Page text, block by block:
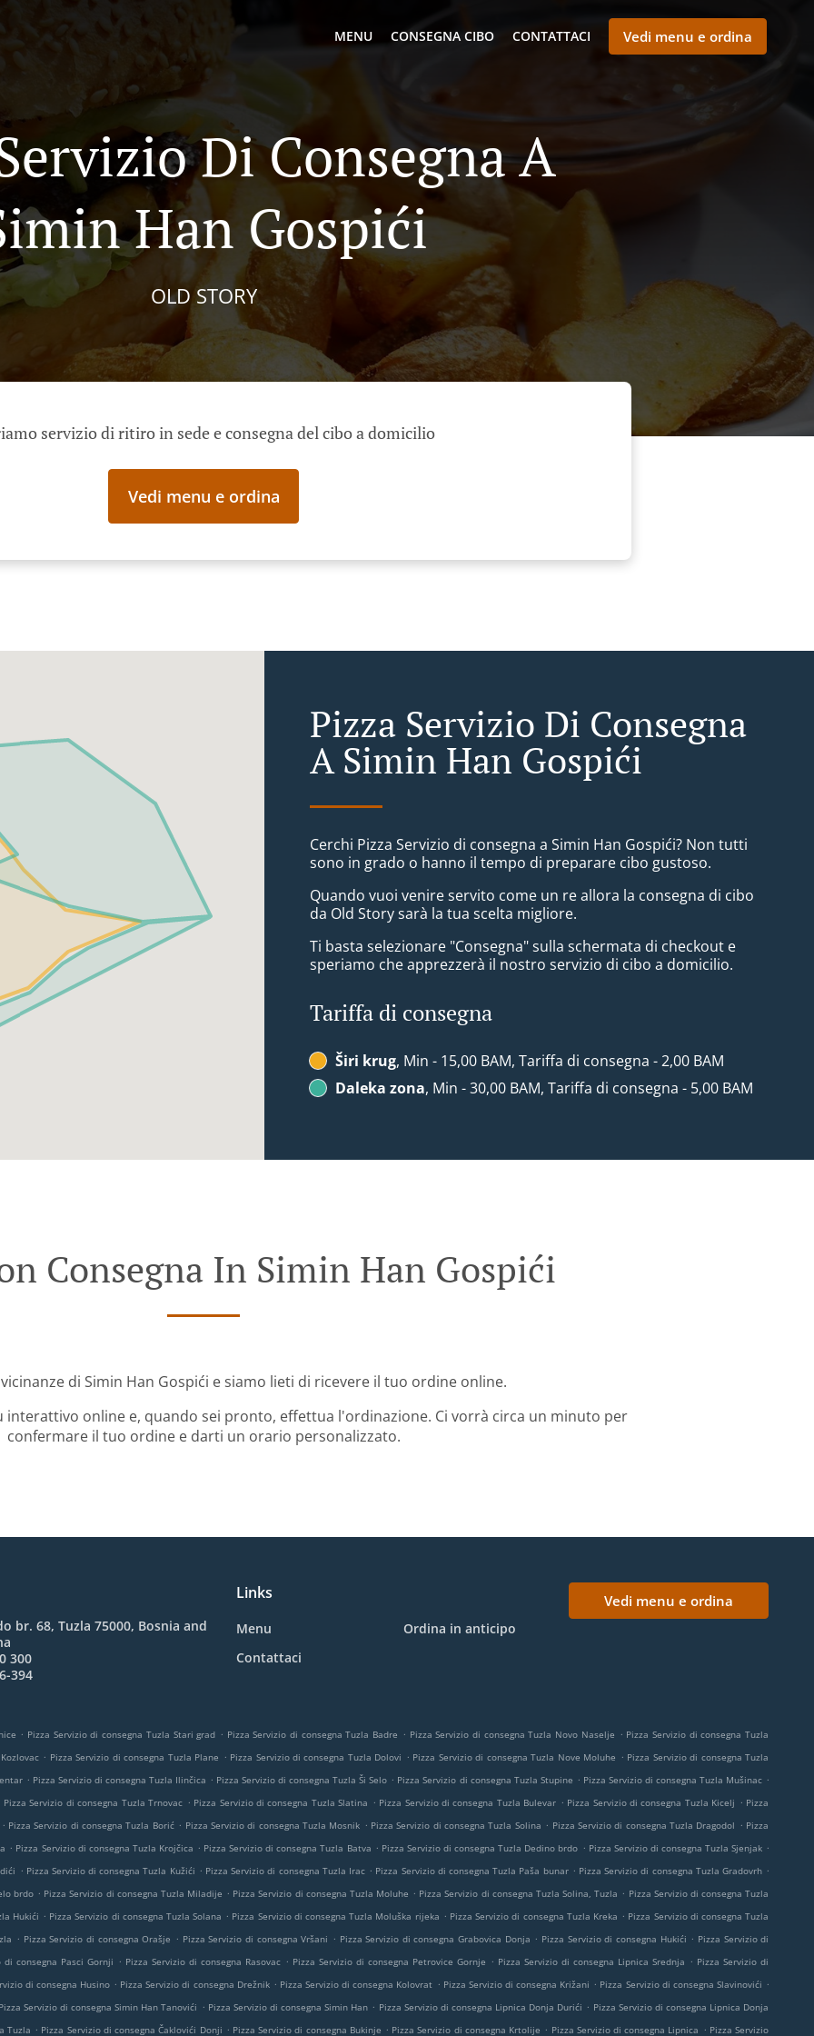
MENU CONSEGNA CIBO CONTATTACI Vedi menu e ordina
Di Consegna A
Han Gospići
OLD STORY
servizio di ritiro in sede e consegna del cibo a domicilio
Vedi menu e ordina
Pizza Servizio Di Consegna
A Simin Han Gospići
Cerchi Pizza Servizio di consegna a Simin Han Gospići? Non tutti
sono in grado o hanno il tempo di preparare cibo gustoso.
Quando vuoi venire servito come un re allora la consegna di cibo
da Old Story sarà la tua scelta migliore.
Ti basta selezionare "Consegna" sulla schermata di checkout e
speriamo che apprezzerà il nostro servizio di cibo a domicilio.
Tariffa di consegna
Širi krug, Min - 15,00 BAM, Tariffa di consegna - 2,00 BAM
Daleka zona, Min - 30,00 BAM, Tariffa di consegna - 5,00 BAM
Consegna In Simin Han Gospići
di Simin Han Gospići e siamo lieti di ricevere il tuo ordine online.
interattivo online e, quando sei pronto, effettua l'ordinazione. Ci vorrà circa un minuto per
confermare il tuo ordine e darti un orario personalizzato.
br. 68, Tuzla 75000, Bosnia and
300
394
Links
Menu
Ordina in anticipo
Contattaci
Vedi menu e ordina
. Pizza Servizio di consegna Tuzla Stari grad . Pizza Servizio di consegna Tuzla Badre . Pizza Servizio di consegna Tuzla Novo Naselje . Pizza Servizio di consegna Tuzla
. Pizza Servizio di consegna Tuzla Plane . Pizza Servizio di consegna Tuzla Dolovi . Pizza Servizio di consegna Tuzla Nove Moluhe . Pizza Servizio di consegna Tuzla
. Pizza Servizio di consegna Tuzla Ilinčica . Pizza Servizio di consegna Tuzla Ši Selo . Pizza Servizio di consegna Tuzla Stupine . Pizza Servizio di consegna Tuzla Mušinac .
Pizza Servizio di consegna Tuzla Trnovac . Pizza Servizio di consegna Tuzla Slatina . Pizza Servizio di consegna Tuzla Bulevar . Pizza Servizio di consegna Tuzla Kicelj . Pizza
. Pizza Servizio di consegna Tuzla Borić . Pizza Servizio di consegna Tuzla Mosnik . Pizza Servizio di consegna Tuzla Solina . Pizza Servizio di consegna Tuzla Dragodol . Pizza
. Pizza Servizio di consegna Tuzla Krojčica . Pizza Servizio di consegna Tuzla Batva . Pizza Servizio di consegna Tuzla Dedino brdo . Pizza Servizio di consegna Tuzla Sjenjak .
. Pizza Servizio di consegna Tuzla Kužići . Pizza Servizio di consegna Tuzla Irac . Pizza Servizio di consegna Tuzla Paša bunar . Pizza Servizio di consegna Tuzla Gradovrh .
brdo . Pizza Servizio di consegna Tuzla Miladije . Pizza Servizio di consegna Tuzla Moluhe . Pizza Servizio di consegna Tuzla Solina, Tuzla . Pizza Servizio di consegna Tuzla
Hukići . Pizza Servizio di consegna Tuzla Solana . Pizza Servizio di consegna Tuzla Moluška rijeka . Pizza Servizio di consegna Tuzla Kreka . Pizza Servizio di consegna Tuzla
. Pizza Servizio di consegna Orašje . Pizza Servizio di consegna Vršani . Pizza Servizio di consegna Grabovica Donja . Pizza Servizio di consegna Hukići . Pizza Servizio di
di consegna Pasci Gornji . Pizza Servizio di consegna Rasovac . Pizza Servizio di consegna Petrovice Gornje . Pizza Servizio di consegna Lipnica Srednja . Pizza Servizio di
di consegna Husino . Pizza Servizio di consegna Drežnik . Pizza Servizio di consegna Kolovrat . Pizza Servizio di consegna Križani . Pizza Servizio di consegna Slavinovići .
Servizio di consegna Simin Han Tanovići . Pizza Servizio di consegna Simin Han . Pizza Servizio di consegna Lipnica Donja Durići . Pizza Servizio di consegna Lipnica Donja
Tuzla . Pizza Servizio di consegna Čaklovići Donji . Pizza Servizio di consegna Bukinje . Pizza Servizio di consegna Krtolije . Pizza Servizio di consegna Lipnica . Pizza Servizio